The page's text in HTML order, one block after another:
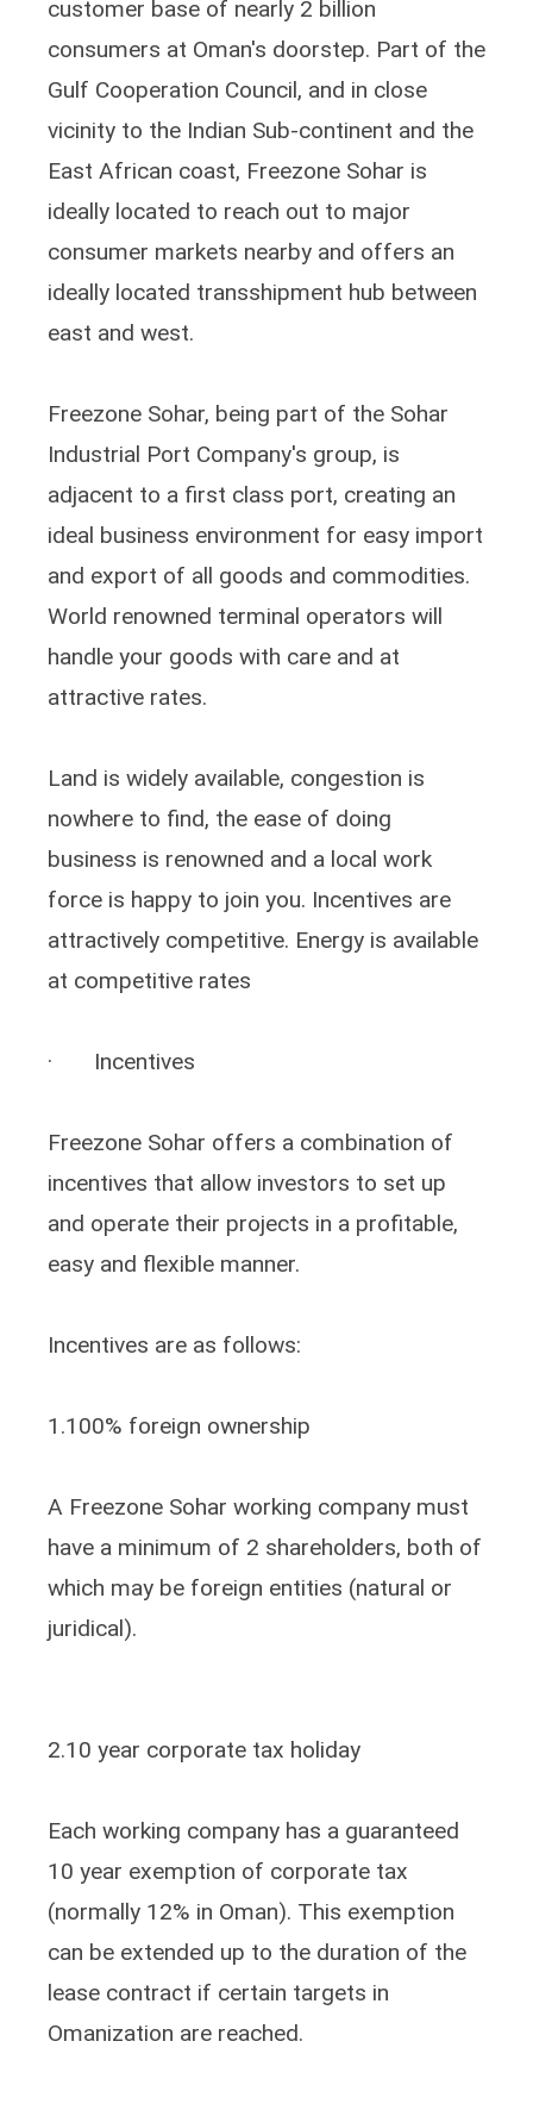
customer base of nearly 2 billion
consumers at Oman's doorstep. Part of the
Gulf Cooperation Council, and in close
vicinity to the Indian Sub-continent and the
East African coast, Freezone Sohar is
ideally located to reach out to major
consumer markets nearby and offers an
ideally located transshipment hub between
east and west.
Freezone Sohar, being part of the Sohar
Industrial Port Company's group, is
adjacent to a first class port, creating an
ideal business environment for easy import
and export of all goods and commodities.
World renowned terminal operators will
handle your goods with care and at
attractive rates.
Land is widely available, congestion is
nowhere to find, the ease of doing
business is renowned and a local work
force is happy to join you. Incentives are
attractively competitive. Energy is available
at competitive rates
· Incentives
Freezone Sohar offers a combination of
incentives that allow investors to set up
and operate their projects in a profitable,
easy and flexible manner.
Incentives are as follows:
1.100% foreign ownership
A Freezone Sohar working company must
have a minimum of 2 shareholders, both of
which may be foreign entities (natural or
juridical).
2.10 year corporate tax holiday
Each working company has a guaranteed
10 year exemption of corporate tax
(normally 12% in Oman). This exemption
can be extended up to the duration of the
lease contract if certain targets in
Omanization are reached.